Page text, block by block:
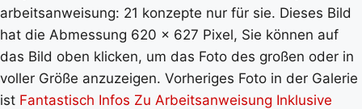
arbeitsanweisung: 21 konzepte nur für sie. Dieses Bild
hat die Abmessung 620 x 627 Pixel, Sie können auf
das Bild oben klicken, um das Foto des großen oder in
voller Größe anzuzeigen. Vorheriges Foto in der Galerie
ist Fantastisch Infos Zu Arbeitsanweisung Inklusive